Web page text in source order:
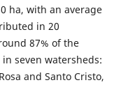
ha, with an average
in 20
87% of the
seven watersheds:
and Santo Cristo,